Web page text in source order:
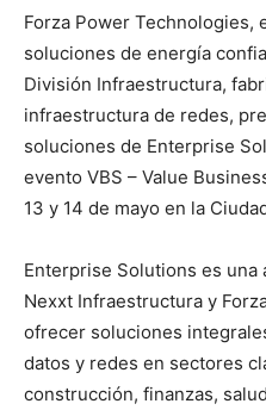
Forza Power Technologies,
soluciones de energía
División Infraestructura,
infraestructura de redes,
soluciones de Enterprise
evento VBS – Value
13 y 14 de mayo en la
Enterprise Solutions es una
Nexxt Infraestructura y
ofrecer soluciones
datos y redes en sectores
construcción, finanzas,